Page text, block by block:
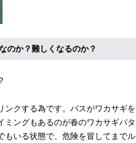
のか？難しくなるのか？
ンクする為です。バスがワカサギを
ミングもあるのが春のワカサギパタ
もいる状態で、危険を冒してまでル